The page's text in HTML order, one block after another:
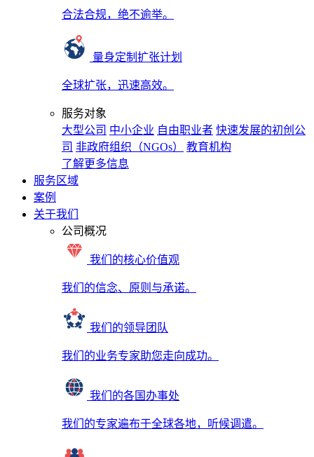
合法合规，绝不逾举。
量身定制扩张计划
全球扩张，迅速高效。
服务对象
大型公司 中小企业 自由职业者 快速发展的初创公
司 非政府组织（NGOs）
教育机构
了解更多信息
服务区域
案例
关于我们
公司概况
我们的核心价值观
我们的信念、原则与承诺。
我们的领导团队
我们的业务专家助您走向成功。
我们的各国办事处
我们的专家遍布于全球各地，听候调遣。